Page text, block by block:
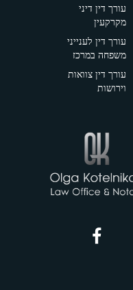
עורך דין דיני
מקרקעין
עורך דין לענייני
משפחה במרכז
עורך דין צוואות
וירושות